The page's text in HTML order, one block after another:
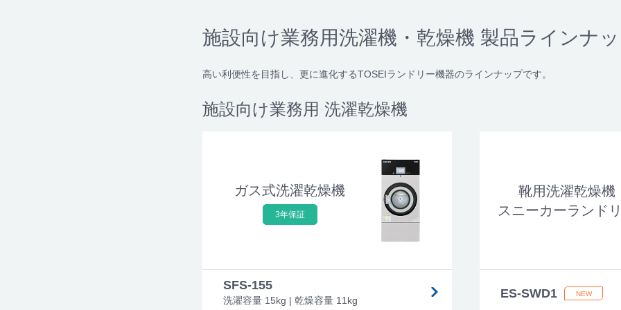
施設向け業務用洗濯機・乾燥機 製品ラインナ
高い利便性を目指し、更に進化するTOSEIランドリー機器のラインナップです。
施設向け業務用 洗濯乾燥機
ガス式洗濯乾燥機
3年保証
SFS-155
洗濯容量 15kg | 乾燥容量 11kg
靴用洗濯乾燥機
スニーカーランド
ES-SWD1